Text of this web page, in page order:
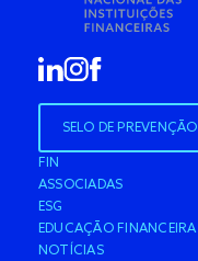
SELO DE
FIN
ASSOCIADAS
ESG
EDUCAÇÃO FINANCEIRA
NOTÍCIAS